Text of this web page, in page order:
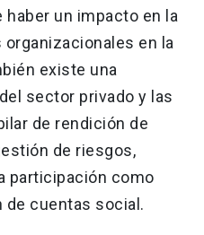
un impacto en la
en la
existe una
sector privado y las
de rendición de
de riesgos,
participación como
de cuentas social.